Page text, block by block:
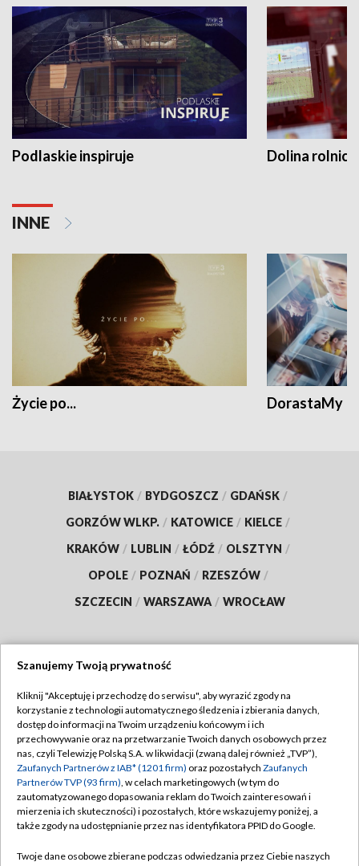
Podlaskie inspiruje Dolina
INNE
Życie po... DorastaMy
BIAŁYSTOK / BYDGOSZCZ / GDAŃSK /
GORZÓW WLKP. / KATOWICE / KIELCE /
KRAKÓW / LUBLIN / ŁÓDŹ / OLSZTYN /
OPOLE / POZNAŃ / RZESZÓW /
SZCZECIN / WARSZAWA / WROCŁAW
TVP
Abonament TVP
Emisja w TVP
Centrum informacji TVP
Naziemna Telewizja Cyfrowa
Regulamin TVP
Polityka prywatności
Moje zgody
Pomoc
Szanujemy Twoją prywatność
Kliknij "Akceptuję i przechodzę do serwisu", aby wyrazić zgody na
korzystanie z technologii automatycznego śledzenia i zbierania danych,
dostęp do informacji na Twoim urządzeniu końcowym i ich
przechowywanie oraz na przetwarzanie Twoich danych osobowych przez
nas, czyli Telewizję Polską S.A. w likwidacji (zwaną dalej również „TVP”),
Zaufanych Partnerów z IAB* (1201 firm) oraz pozostałych Zaufanych
Partnerów TVP (93 firm), w celach marketingowych (w tym do
zautomatyzowanego dopasowania reklam do Twoich zainteresowań i
mierzenia ich skuteczności) i pozostałych, które wskazujemy poniżej, a
także zgody na udostępnianie przez nas identyfikatora PPID do Google.
Twoje dane osobowe zbierane podczas odwiedzania przez Ciebie naszych